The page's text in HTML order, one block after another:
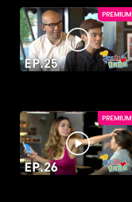
PREMIUM
PREMIUM